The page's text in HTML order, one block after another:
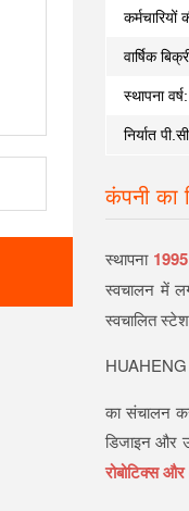
कर्मचारियों
वार्षिक
स्थापना वर्ष:
निर्यात
कंपनी का
स्थापना 1995
स्वचालन में
स्वचालित
HUAHENG
का संचालन
डिजाइन और
रोबोटिक्स